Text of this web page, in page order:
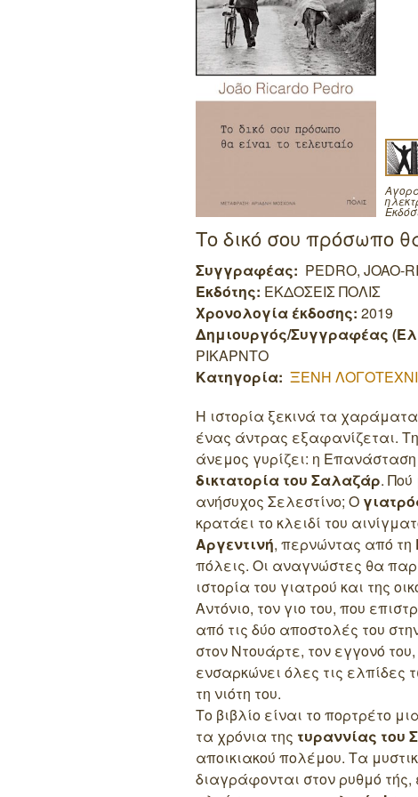
Το δικό σου πρόσωπο
Συγγραφέας: PEDRO, JOAO-
Εκδότης: ΕΚΔΟΣΕΙΣ ΠΟΛΙΣ
Χρονολογία έκδοσης: 2019
Δημιουργός/Συγγραφέας
ΡΙΚΑΡΝΤΟ
Κατηγορία: ΞΕΝΗ
Η ιστορία ξεκινά τα
ένας άντρας εξαφανίζεται.
άνεμος γυρίζει: η
δικτατορία του Σαλαζάρ.
ανήσυχος Σελεστίνο; Ο
κρατάει το κλειδί του
Αργεντινή, περνώντας από τη
πόλεις. Οι αναγνώστες θα
ιστορία του γιατρού και της
Αντόνιο, τον γιο του, που
από τις δύο αποστολές του
στον Ντουάρτε, τον εγγονό
ενσαρκώνει όλες τις ελπίδες
τη νιότη του.
Το βιβλίο είναι το πορτρέτο
τα χρόνια της τυραννίας του
αποικιακού πολέμου. Τα
διαγράφονται στον ρυθμό